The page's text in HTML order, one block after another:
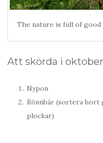
The nature is full of
Att skörda i oktober
Nypon
Rönnbär (sortera bort
plockar)